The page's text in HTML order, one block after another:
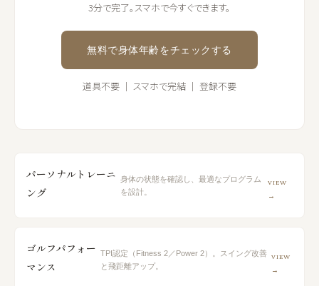
3分で完了。スマホで今すぐできます。
無料で身体年齢をチェックする
道具不要 ｜ スマホで完結 ｜ 登録不要
パーソナルトレーニ
ング
身体の状態を確認し、最適なプログラム
を設計。
VIEW
→
ゴルフパフォー
マンス
TPI認定（Fitness 2／Power 2）。スイング改善
と飛距離アップ。
VIEW
→